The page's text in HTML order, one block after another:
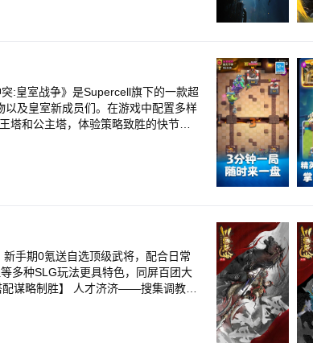
:皇室战争》是Supercell旗下的一款超
及皇室新成员们。在游戏中配置多样
和公主塔，体验策略致胜的快节奏
手期0氪送自选顶级武将，配合日常
多种SLG玩法更具特色，同屏百团大
谋略制胜】 人才济济——搜集调教三
攻防对战。 精兵、强将、名马、利